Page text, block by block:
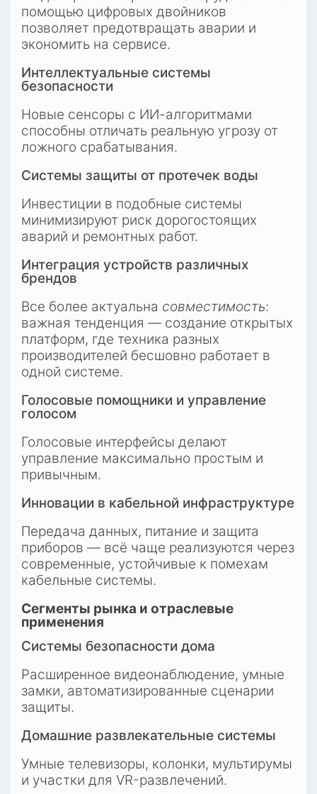
помощью цифровых двойников
позволяет предотвращать аварии и
экономить на сервисе.
Интеллектуальные системы
безопасности
Новые сенсоры с ИИ-алгоритмами
способны отличать реальную угрозу от
ложного срабатывания.
Системы защиты от протечек воды
Инвестиции в подобные системы
минимизируют риск дорогостоящих
аварий и ремонтных работ.
Интеграция устройств различных
брендов
Все более актуальна совместимость:
важная тенденция — создание открытых
платформ, где техника разных
производителей бесшовно работает в
одной системе.
Голосовые помощники и управление
голосом
Голосовые интерфейсы делают
управление максимально простым и
привычным.
Инновации в кабельной инфраструктуре
Передача данных, питание и защита
приборов — всё чаще реализуются через
современные, устойчивые к помехам
кабельные системы.
Сегменты рынка и отраслевые
применения
Системы безопасности дома
Расширенное видеонаблюдение, умные
замки, автоматизированные сценарии
защиты.
Домашние развлекательные системы
Умные телевизоры, колонки, мультирумы
и участки для VR-развлечений.